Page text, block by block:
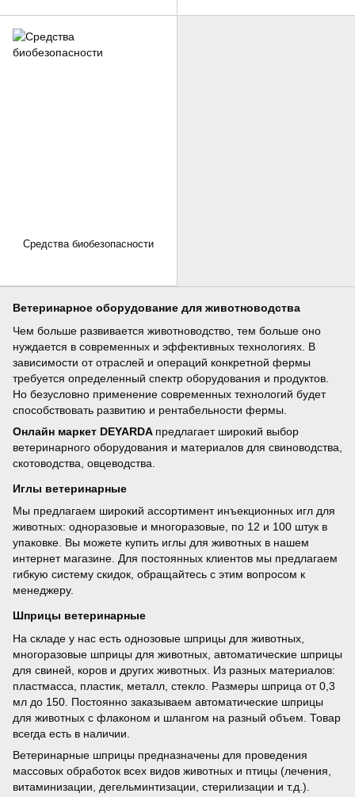
Ветеринарное оборудование для животноводства
Чем больше развивается животноводство, тем больше оно
нуждается в современных и эффективных технологиях. В
зависимости от отраслей и операций конкретной фермы
требуется определенный спектр оборудования и продуктов.
Но безусловно применение современных технологий будет
способствовать развитию и рентабельности фермы.
Онлайн маркет DEYARDA предлагает широкий выбор
ветеринарного оборудования и материалов для свиноводства,
скотоводства, овцеводства.
Иглы ветеринарные
Мы предлагаем широкий ассортимент инъекционных игл для
животных: одноразовые и многоразовые, по 12 и 100 штук в
упаковке. Вы можете купить иглы для животных в нашем
интернет магазине. Для постоянных клиентов мы предлагаем
гибкую систему скидок, обращайтесь с этим вопросом к
менеджеру.
Шприцы ветеринарные
На складе у нас есть однозовые шприцы для животных,
многоразовые шприцы для животных, автоматические шприцы
для свиней, коров и других животных. Из разных материалов:
пластмасса, пластик, металл, стекло. Размеры шприца от 0,3
мл до 150. Постоянно заказываем автоматические шприцы
для животных с флаконом и шлангом на разный объем. Товар
всегда есть в наличии.
Ветеринарные шприцы предназначены для проведения
массовых обработок всех видов животных и птицы (лечения,
витаминизации, дегельминтизации, стерилизации и т.д.).
Средства биобезопасности